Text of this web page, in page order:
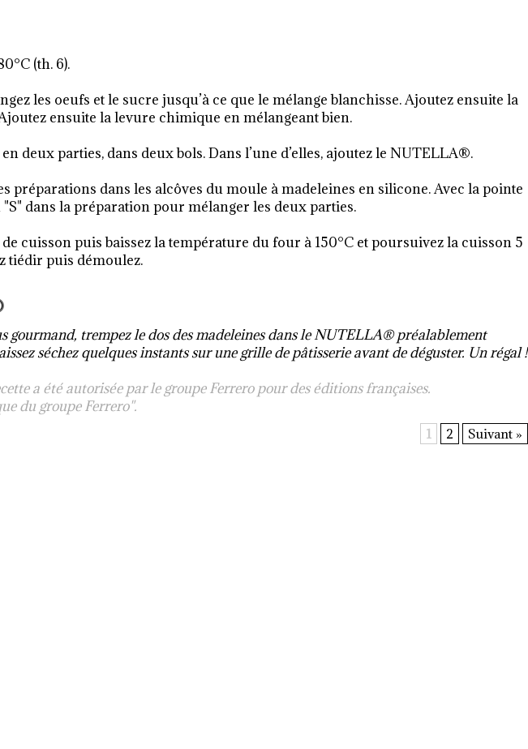
(th. 6).
les oeufs et le sucre jusqu’à ce que le mélange blanchisse. Ajoutez ensuite la
ensuite la levure chimique en mélangeant bien.
deux parties, dans deux bols. Dans l’une d’elles, ajoutez le NUTELLA®.
préparations dans les alcôves du moule à madeleines en silicone. Avec la pointe
"S" dans la préparation pour mélanger les deux parties.
cuisson puis baissez la température du four à 150°C et poursuivez la cuisson 5
tiédir puis démoulez.
gourmand, trempez le dos des madeleines dans le NUTELLA® préalablement
séchez quelques instants sur une grille de pâtisserie avant de déguster. Un régal !
a été autorisée par le groupe Ferrero pour des éditions françaises.
du groupe Ferrero".
1 2 Suivant »